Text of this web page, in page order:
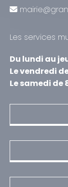
Les services
Du lundi au
Le vendredi
Le samedi de